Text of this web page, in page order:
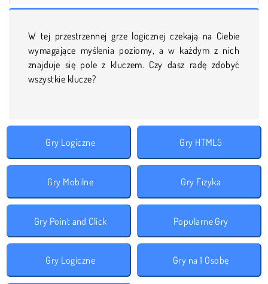
W tej przestrzennej grze logicznej czekają na Ciebie
wymagające myślenia poziomy, a w każdym z nich
znajduje się pole z kluczem. Czy dasz radę zdobyć
wszystkie klucze?
Gry Logiczne Gry HTML5
Gry Mobilne Gry Fizyka
Gry Point and Click Popularne Gry
Gry Logiczne Gry na 1 Osobę